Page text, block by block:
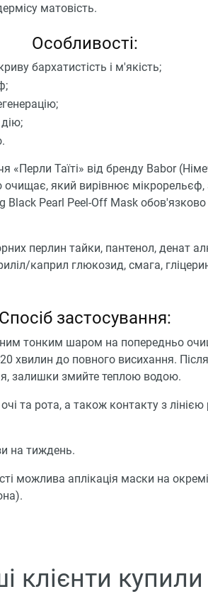
матовість.
Особливості:
бархатистість і м'якість;
«Перли Таїті» від бренду Babor
очищає, який вирівнює мікрорельєф,
Black Pearl Peel-Off Mask
перлин тайки, пантенол, денат
каприл глюкозид, смага,
Спосіб застосування:
тонким шаром на попередньо
хвилин до повного висихання.
залишки змийте теплою водою.
та рота, а також контакту з лінією
на тиждень.
можлива аплікація маски на
клієнти купили